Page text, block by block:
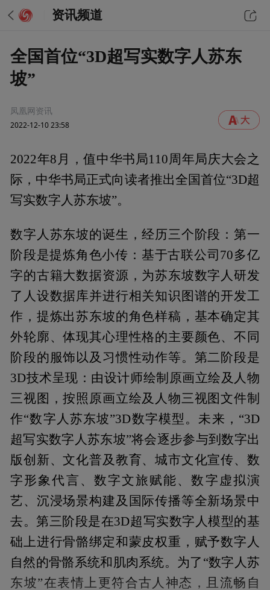
资讯频道
全国首位“3D超写实数字人苏东
坡”
凤凰网资讯
2022-12-10 23:58
2022年8月，值中华书局110周年局庆大会之
际，中华书局正式向读者推出全国首位“3D超
写实数字人苏东坡”。
数字人苏东坡的诞生，经历三个阶段：第一
阶段是提炼角色小传：基于古联公司70多亿
字的古籍大数据资源，为苏东坡数字人研发
了人设数据库并进行相关知识图谱的开发工
作，提炼出苏东坡的角色样稿，基本确定其
外轮廓、体现其心理性格的主要颜色、不同
阶段的服饰以及习惯性动作等。第二阶段是
3D技术呈现：由设计师绘制原画立绘及人物
三视图，按照原画立绘及人物三视图文件制
作“数字人苏东坡”3D数字模型。未来，“3D
超写实数字人苏东坡”将会逐步参与到数字出
版创新、文化普及教育、城市文化宣传、数
字形象代言、数字文旅赋能、数字虚拟演
艺、沉浸场景构建及国际传播等全新场景中
去。第三阶段是在3D超写实数字人模型的基
础上进行骨骼绑定和蒙皮权重，赋予数字人
自然的骨骼系统和肌肉系统。为了“数字人苏
东坡”在表情上更符合古人神态，且流畅自